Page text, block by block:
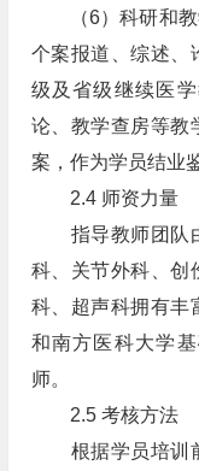
（6）科研和教
个案报道、综述、
级及省级继续医
论、教学查房等教
案，作为学员结业
2.4 师资力量
指导教师团队由
科、关节外科、创
科、超声科拥有丰
和南方医科大学
师。
2.5 考核方法
根据学员培训前